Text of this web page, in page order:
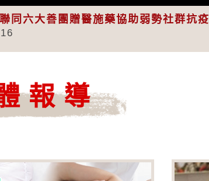
同六大善團贈醫施藥協助弱勢社群抗疫
報導